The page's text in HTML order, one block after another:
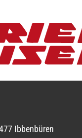
Ibbenbüren